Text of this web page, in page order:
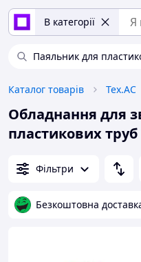
В категорії
Паяльник для
Каталог товарів Tex.AC
Обладнання для
пластикових труб
Фільтри
Безкоштовна